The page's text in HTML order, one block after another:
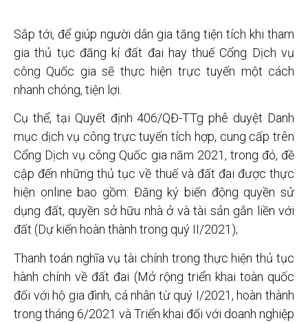
Sắp tới, để giúp người dân gia tăng tiện tích khi tham
gia thủ tục đăng kí đất đai hay thuế Cổng Dịch vụ
công Quốc gia sẽ thực hiện trực tuyến một cách
nhanh chóng, tiện lợi.
Cụ thể, tại Quyết định 406/QĐ-TTg phê duyệt Danh
mục dịch vụ công trực tuyến tích hợp, cung cấp trên
Cổng Dịch vụ công Quốc gia năm 2021, trong đó, đề
cập đến những thủ tục về thuế và đất đai được thực
hiện online bao gồm: Đăng ký biến động quyền sử
dụng đất, quyền sở hữu nhà ở và tài sản gắn liền với
đất (Dự kiến hoàn thành trong quý II/2021);
Thanh toán nghĩa vụ tài chính trong thực hiện thủ tục
hành chính về đất đai (Mở rộng triển khai toàn quốc
đối với hộ gia đình, cá nhân từ quý I/2021, hoàn thành
trong tháng 6/2021 và Triển khai đối với doanh nghiệp